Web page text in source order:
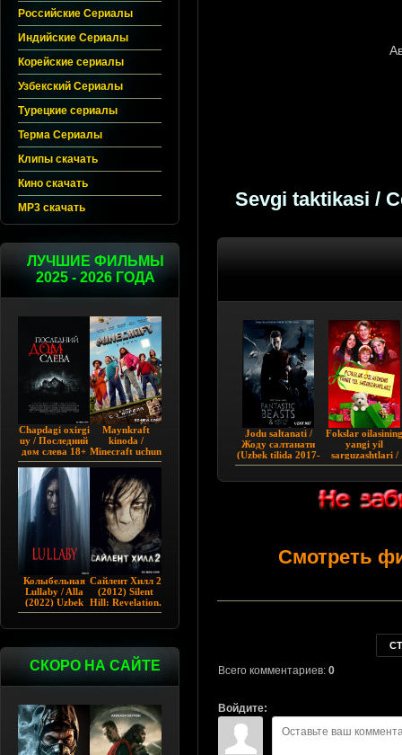
Российские Сериалы
Индийские Сериалы
Корейские сериалы
Узбекский Сериалы
Турецкие сериалы
Терма Сериалы
Клипы скачать
Кино скачать
MP3 скачать
ЛУЧШИЕ ФИЛЬМЫ
2025 - 2026 ГОДА
Chapdagi oxirgi
uy / Последний
дом слева 18+
(2009)
Maynkraft
kinoda /
Minecraft uchun
film / Maygiraft
2025 AQSH
filmi
Колыбельная
Lullaby / Alla
(2022) Uzbek
tilida
Сайлент Хилл 2
(2012) Silent
Hill: Revelation.
СКОРО НА САЙТЕ
Sevgi taktikasi /
Jodu saltanati /
Жоду салтанати
(Uzbek tilida 2017-
2019)
Fokslar oilasining
yangi yil
sarguzashtlari /
Fokslar oilasi
sarguzashti
tilida 2010
Смотреть
Всего комментариев: 0
Войдите: